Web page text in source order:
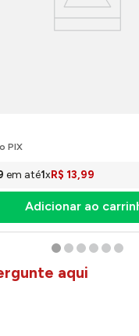
Ideal Perfect Home
LM4031IDE - honeyhome
PIX
em até1xR$ 13,99
Adicionar ao
aqui